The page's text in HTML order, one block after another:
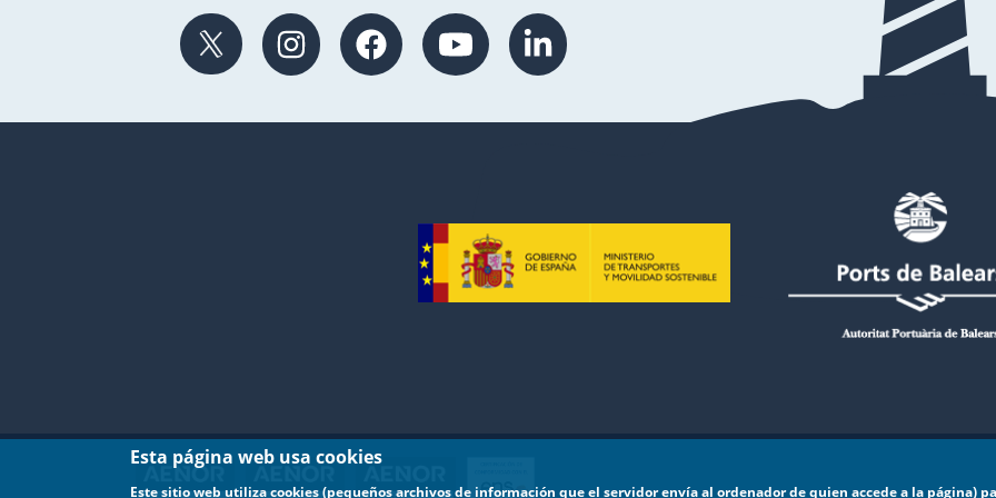
Esta página web usa cookies
Este sitio web utiliza cookies (pequeños archivos de información que el servidor envía al ordenador de quien accede a la página)